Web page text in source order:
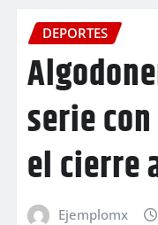
DEPORTES
serie
el cierre
Ejemplomx